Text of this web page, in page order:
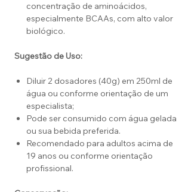
concentração de aminoácidos,
especialmente BCAAs, com alto valor
biológico.
Sugestão de Uso:
Diluir 2 dosadores (40g) em 250ml de
água ou conforme orientação de um
especialista;
Pode ser consumido com água gelada
ou sua bebida preferida.
Recomendado para adultos acima de
19 anos ou conforme orientação
profissional.